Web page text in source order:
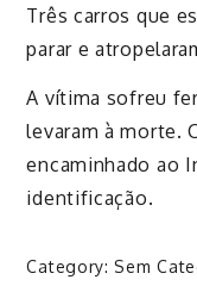
Três carros que
parar e
A vítima sofreu
levaram à morte.
encaminhado ao
identificação.
Category: Sem